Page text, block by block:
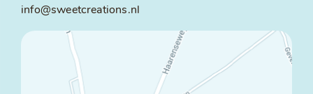
info@sweetcreations.nl